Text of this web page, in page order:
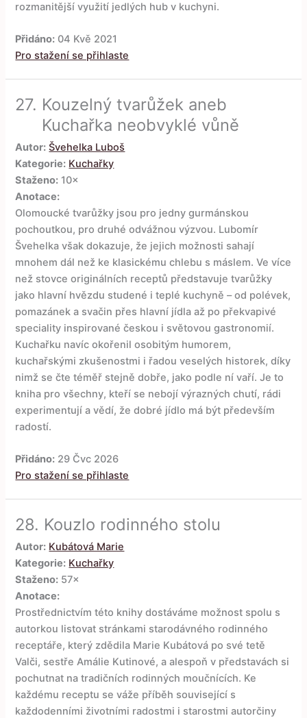
rozmanitější využití jedlých hub v kuchyni.
Přidáno: 04 Kvě 2021
Pro stažení se přihlaste
27. Kouzelný tvarůžek aneb
Kuchařka neobvyklé vůně
Autor: Švehelka Luboš
Kategorie: Kuchařky
Staženo: 10×
Anotace:
Olomoucké tvarůžky jsou pro jedny gurmánskou
pochoutkou, pro druhé odvážnou výzvou. Lubomír
Švehelka však dokazuje, že jejich možnosti sahají
mnohem dál než ke klasickému chlebu s máslem. Ve více
než stovce originálních receptů představuje tvarůžky
jako hlavní hvězdu studené i teplé kuchyně – od polévek,
pomazánek a svačin přes hlavní jídla až po překvapivé
speciality inspirované českou i světovou gastronomií.
Kuchařku navíc okořenil osobitým humorem,
kuchařskými zkušenostmi i řadou veselých historek, díky
nimž se čte téměř stejně dobře, jako podle ní vaří. Je to
kniha pro všechny, kteří se nebojí výrazných chutí, rádi
experimentují a vědí, že dobré jídlo má být především
radostí.
Přidáno: 29 Čvc 2026
Pro stažení se přihlaste
28. Kouzlo rodinného stolu
Autor: Kubátová Marie
Kategorie: Kuchařky
Staženo: 57×
Anotace:
Prostřednictvím této knihy dostáváme možnost spolu s
autorkou listovat stránkami starodávného rodinného
receptáře, který zdědila Marie Kubátová po své tetě
Valči, sestře Amálie Kutinové, a alespoň v představách si
pochutnat na tradičních rodinných moučnících. Ke
každému receptu se váže příběh související s
každodenními životními radostmi i starostmi autorčiny